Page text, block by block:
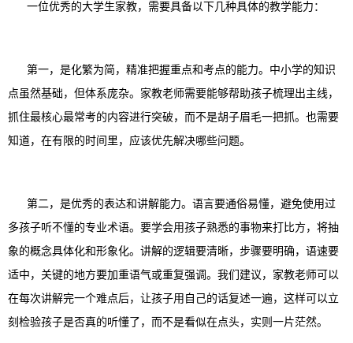
一位优秀的大学生家教，需要具备以下几种具体的教学能力：
第一，是化繁为简，精准把握重点和考点的能力。中小学的知识
点虽然基础，但体系庞杂。家教老师需要能够帮助孩子梳理出主线，
抓住最核心最常考的内容进行突破，而不是胡子眉毛一把抓。也需要
知道，在有限的时间里，应该优先解决哪些问题。
第二，是优秀的表达和讲解能力。语言要通俗易懂，避免使用过
多孩子听不懂的专业术语。要学会用孩子熟悉的事物来打比方，将抽
象的概念具体化和形象化。讲解的逻辑要清晰，步骤要明确，语速要
适中，关键的地方要加重语气或重复强调。我们建议，家教老师可以
在每次讲解完一个难点后，让孩子用自己的话复述一遍，这样可以立
刻检验孩子是否真的听懂了，而不是看似在点头，实则一片茫然。